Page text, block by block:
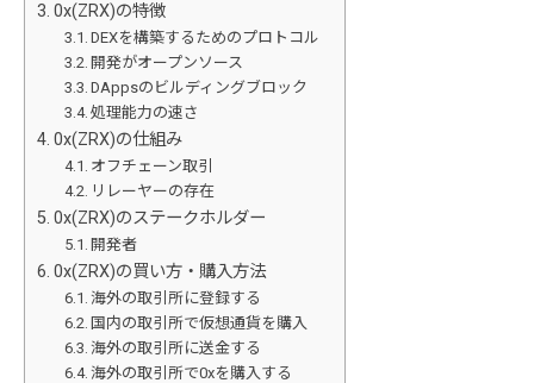
0x(ZRX)の特徴
DEXを構築するためのプロトコル
開発がオープンソース
DAppsのビルディングブロック
処理能力の速さ
0x(ZRX)の仕組み
オフチェーン取引
リレーヤーの存在
0x(ZRX)のステークホルダー
開発者
0x(ZRX)の買い方・購入方法
海外の取引所に登録する
国内の取引所で仮想通貨を購入
海外の取引所に送金する
海外の取引所で0xを購入する